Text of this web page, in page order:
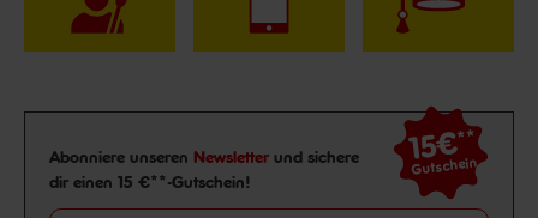
Newsletter Anmeldung
Abonniere unseren Newsletter und sichere
dir einen 15 €**-Gutschein!
15€**
Gutschein